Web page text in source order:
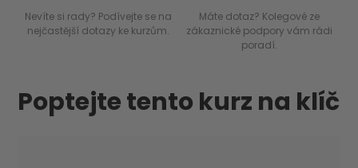
Nevíte si rady? Podívejte se na
nejčastější dotazy ke kurzům.
Máte dotaz? Kolegové ze
zákaznické podpory vám rádi
poradí.
Poptejte tento kurz na klíč